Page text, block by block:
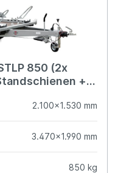
850 (2x
+
2.100x1.530 mm
3.470x1.990 mm
850 kg